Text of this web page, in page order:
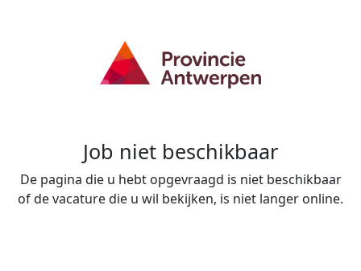
Job niet beschikbaar
De pagina die u hebt opgevraagd is niet beschikbaar
of de vacature die u wil bekijken, is niet langer online.